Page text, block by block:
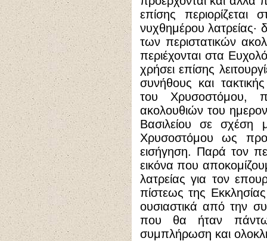
επίσης
νυχθημέρου λατρείας·
των περιστατικών
περιέχονται στα
χρήσει επίσης
συνήθους και
του Χρυσοστόμου,
ακολουθιών του
Βασιλείου σε σχέση
Χρυσοστόμου ως
εισήγηση. Παρά τον
εικόνα που
λατρείας για τον
πίστεως της
ουσιαστικά από την
που θα ήταν
συμπλήρωση και